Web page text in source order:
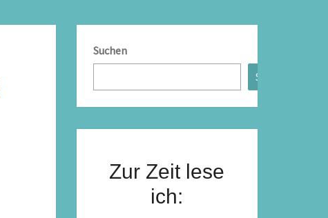
Suchen
Suchen
Zur Zeit lese
ich: